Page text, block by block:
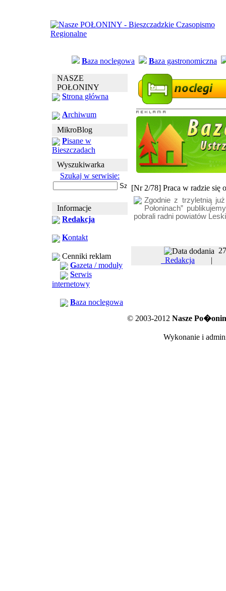
Baza noclegowa Baza gastronomiczna
NASZE
POŁONINY
Strona główna
Archiwum
MikroBlog
Pisane w
Bieszczadach
Wyszukiwarka
Szukaj w serwisie:
Informacje
Redakcja
Kontakt
Cenniki reklam
Gazeta / moduły
Serwis
internetowy
Baza noclegowa
[Nr 2/78] Praca w radzie się
Zgodnie z trzyletnią
Połoninach”
pobrali radni powiatów
Redakcja
© 2003-2012 Nasze
Wykonanie i